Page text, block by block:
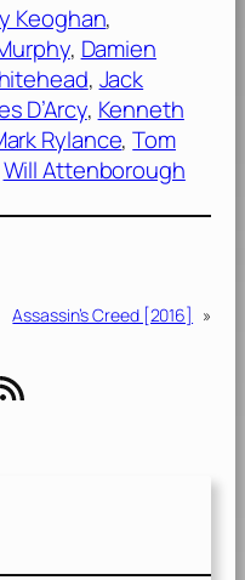
Keoghan
, Damien
, Jack
D’Arcy, Kenneth
Rylance, Tom
Will Attenborough
Assassin’s Creed [2016] »
RSS-Feed